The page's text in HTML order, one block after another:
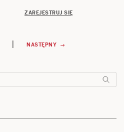
ZAREJESTRUJ SIĘ
| NASTĘPNY →